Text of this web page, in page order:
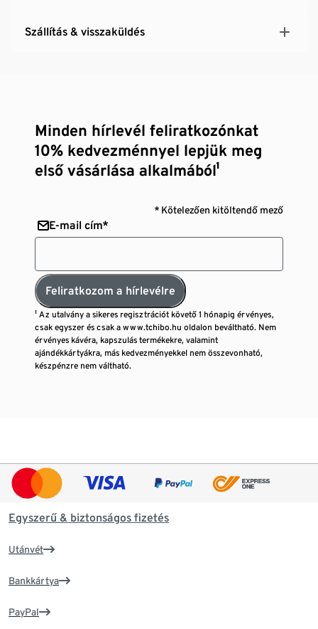
Szállítás & visszaküldés
Minden hírlevél feliratkozónkat
10% kedvezménnyel lepjük meg
első vásárlása alkalmából¹
* Kötelezően kitöltendő mező
E-mail cím*
Feliratkozom a hírlevélre
¹ Az utalvány a sikeres regisztrációt követő 1 hónapig érvényes,
csak egyszer és csak a www.tchibo.hu oldalon beváltható. Nem
érvényes kávéra, kapszulás termékekre, valamint
ajándékkártyákra, más kedvezményekkel nem összevonható,
készpénzre nem váltható.
Egyszerű & biztonságos fizetés
Utánvét
Bankkártya
PayPal